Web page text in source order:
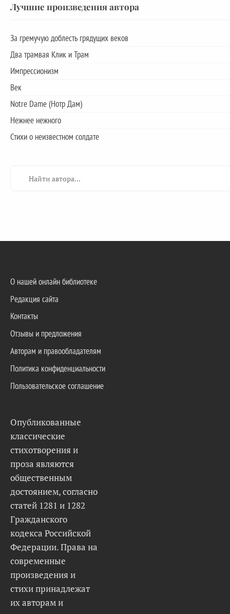
Лучшие произведения автора
За гремучую доблесть грядущих веков
Два трамвая Клик и Трам
Импрессионизм
Век
Notre Dame (Нотр Дам)
Нежнее нежного
Стихи о неизвестном солдате
О нашей онлайн библиотеке
Редакция сайта
Контакты
Отзывы и предложения
Авторам и правообладателям
Политика конфиденциальности
Пользовательское соглашение
Опубликованные
классические
стихотворения и
проза являются
общественным
достоянием, согласно
статей 1281 и 1282
Гражданского
кодекса Российской
Федерации. Права на
современные
произведения и
стихи принадлежат
их авторам и